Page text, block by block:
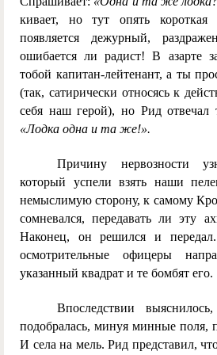
кивает, но тут опять короткая
появляется дежурный,
ошибается ли радист! В азарте
тобой капитан-лейтенант, а ты
(так, сатирически относясь к
себя наш герой), но Рид отвечал
«Лодка одна и та же!».
Причину нервозности
который успели взять наши
немыслимую сторону, к самому
сомневался, передавать ли эту
Наконец, он решился и
осмотрительные офицеры
указанный квадрат и те бомбят его.
Впоследствии
подобралась, минуя минные поля,
И села на мель. Рид представил,